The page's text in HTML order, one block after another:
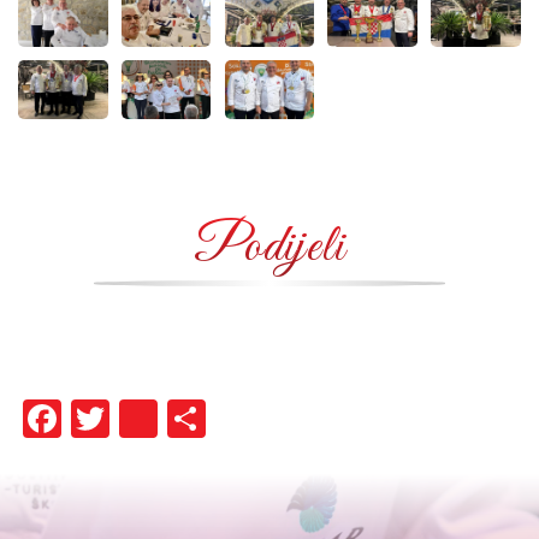
Podijeli
Facebook
Twitterinstagram